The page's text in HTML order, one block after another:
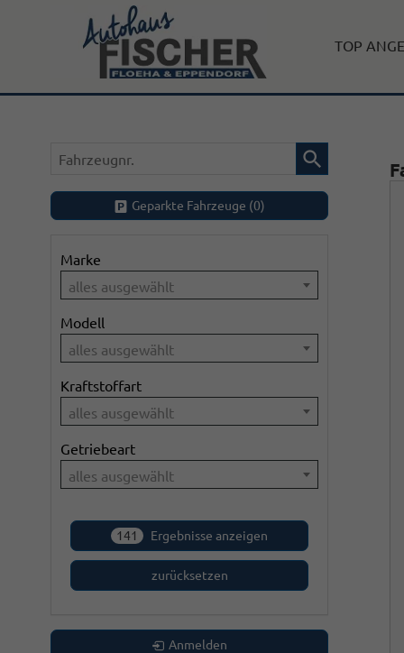
TOP
Fahrzeugnr.
Geparkte Fahrzeuge (0)
Marke
alles ausgewählt
Modell
alles ausgewählt
Kraftstoffart
alles ausgewählt
Getriebeart
alles ausgewählt
141 Ergebnisse anzeigen
zurücksetzen
Anmelden